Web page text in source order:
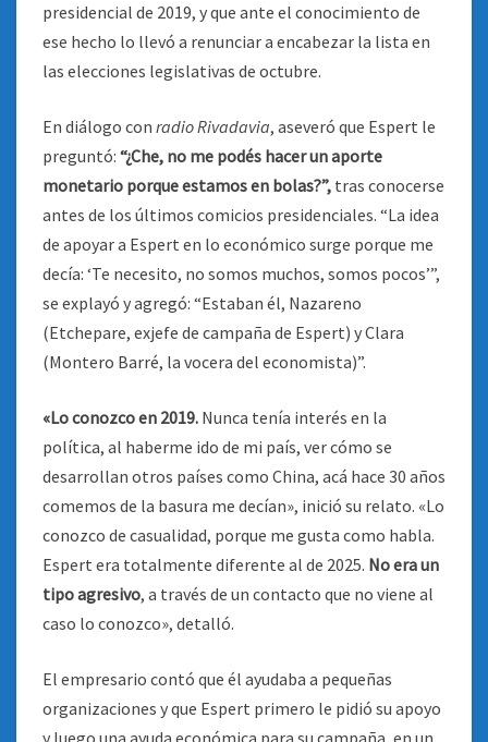
presidencial de 2019, y que ante el conocimiento de
ese hecho lo llevó a renunciar a encabezar la lista en
las elecciones legislativas de octubre.
En diálogo con radio Rivadavia, aseveró que Espert le
preguntó: “¿Che, no me podés hacer un aporte
monetario porque estamos en bolas?”, tras conocerse
antes de los últimos comicios presidenciales. “La idea
de apoyar a Espert en lo económico surge porque me
decía: ‘Te necesito, no somos muchos, somos pocos’”,
se explayó y agregó: “Estaban él, Nazareno
(Etchepare, exjefe de campaña de Espert) y Clara
(Montero Barré, la vocera del economista)”.
«Lo conozco en 2019. Nunca tenía interés en la
política, al haberme ido de mi país, ver cómo se
desarrollan otros países como China, acá hace 30 años
comemos de la basura me decían», inició su relato. «Lo
conozco de casualidad, porque me gusta como habla.
Espert era totalmente diferente al de 2025. No era un
tipo agresivo, a través de un contacto que no viene al
caso lo conozco», detalló.
El empresario contó que él ayudaba a pequeñas
organizaciones y que Espert primero le pidió su apoyo
y luego una ayuda económica para su campaña, en un